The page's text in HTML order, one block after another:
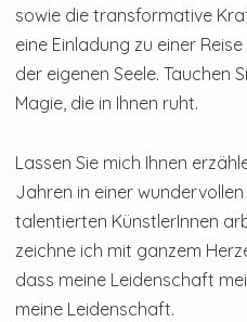
sowie die transformative
eine Einladung zu einer
der eigenen Seele. Tauchen
Magie, die in Ihnen ruht.
Lassen Sie mich Ihnen
Jahren in einer
talentierten KünstlerInnen
zeichne ich mit ganzem
dass meine Leidenschaft
meine Leidenschaft.